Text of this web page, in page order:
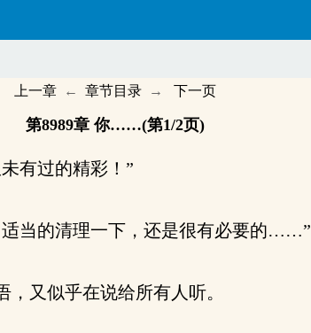
上一章 ← 章节目录 → 下一页
第8989章 你……(第1/2页)
有过的精彩！”
当的清理一下，还是很有必要的……”
又似乎在说给所有人听。